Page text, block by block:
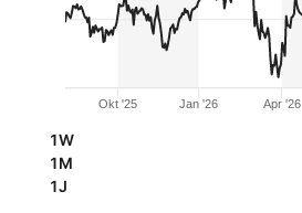
Okt '25 Jan '26 Apr '26
1W
1M
1J